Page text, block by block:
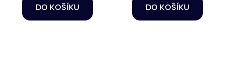
DO KOŠÍKU DO KOŠÍKU